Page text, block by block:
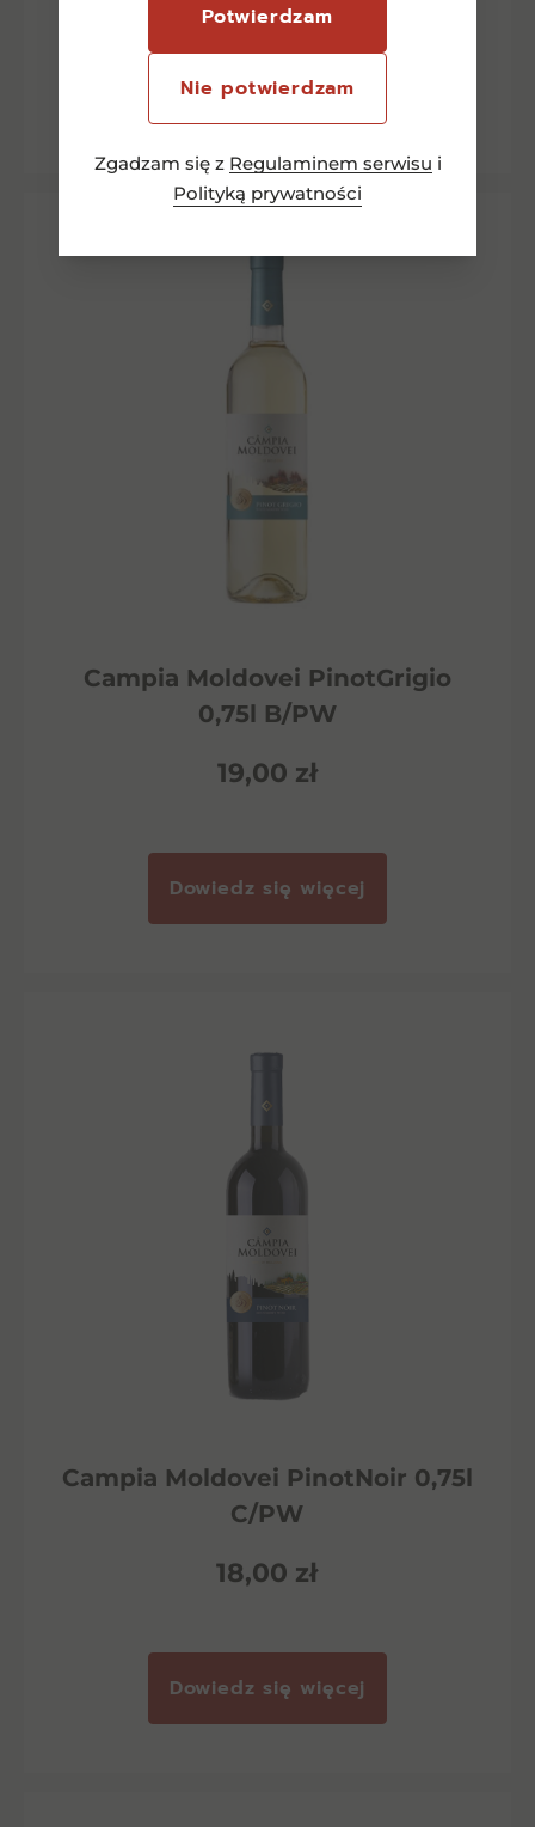
Potwierdzam
Nie potwierdzam
Zgadzam się z Regulaminem serwisu i
Polityką prywatności
Dowiedz się więcej
Campia Moldovei PinotGrigio
0,75l B/PW
19,00 zł
Dowiedz się więcej
Campia Moldovei PinotNoir 0,75l
C/PW
18,00 zł
Dowiedz się więcej